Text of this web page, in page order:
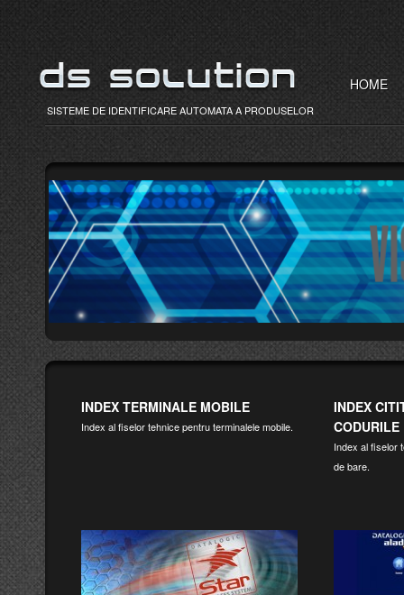
SISTEME DE IDENTIFICARE AUTOMATA A PRODUSELOR
HOME
INDEX TERMINALE MOBILE
Index al fiselor tehnice pentru terminalele mobile.
INDEX
CODURILE
Index al fiselor
de bare.